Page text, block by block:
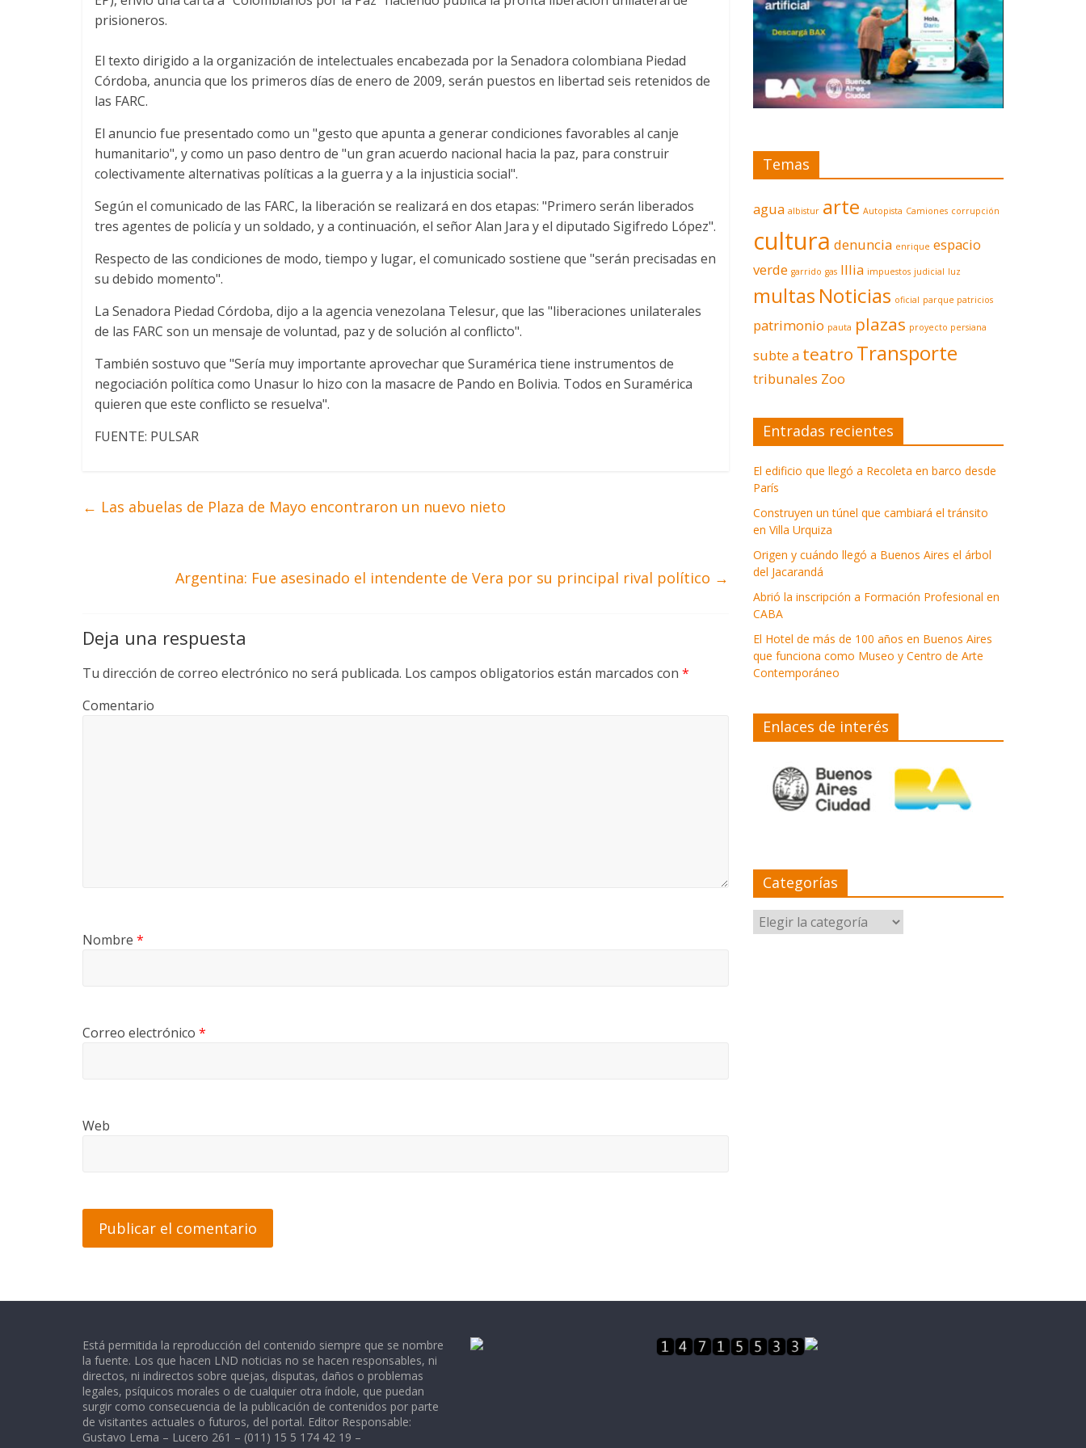
prisioneros.
El texto dirigido a la organización de intelectuales encabezada por la Senadora colombiana Piedad
Córdoba, anuncia que los primeros días de enero de 2009, serán puestos en libertad seis retenidos de
las FARC.
El anuncio fue presentado como un "gesto que apunta a generar condiciones favorables al canje
humanitario", y como un paso dentro de "un gran acuerdo nacional hacia la paz, para construir
colectivamente alternativas políticas a la guerra y a la injusticia social".
Según el comunicado de las FARC, la liberación se realizará en dos etapas: "Primero serán liberados
tres agentes de policía y un soldado, y a continuación, el señor Alan Jara y el diputado Sigifredo López".
Respecto de las condiciones de modo, tiempo y lugar, el comunicado sostiene que "serán precisadas en
su debido momento".
La Senadora Piedad Córdoba, dijo a la agencia venezolana Telesur, que las "liberaciones unilaterales
de las FARC son un mensaje de voluntad, paz y de solución al conflicto".
También sostuvo que "Sería muy importante aprovechar que Suramérica tiene instrumentos de
negociación política como Unasur lo hizo con la masacre de Pando en Bolivia. Todos en Suramérica
quieren que este conflicto se resuelva".
FUENTE: PULSAR
← Las abuelas de Plaza de Mayo encontraron un nuevo nieto
Argentina: Fue asesinado el intendente de Vera por su principal rival político →
Deja una respuesta
Tu dirección de correo electrónico no será publicada. Los campos obligatorios están marcados con *
Comentario
Nombre *
Correo electrónico *
Web
Temas
agua albistur arte Autopista Camiones corrupción
cultura denuncia enrique espacio
verde garrido gas Illia impuestos judicial luz
multas Noticias oficial parque patricios
patrimonio pauta plazas proyecto persiana
subte a teatro Transporte
tribunales Zoo
Entradas recientes
El edificio que llegó a Recoleta en barco desde
París
Construyen un túnel que cambiará el tránsito
en Villa Urquiza
Origen y cuándo llegó a Buenos Aires el árbol
del Jacarandá
Abrió la inscripción a Formación Profesional en
CABA
El Hotel de más de 100 años en Buenos Aires
que funciona como Museo y Centro de Arte
Contemporáneo
Enlaces de interés
Categorías
Categorías
Está permitida la reproducción del contenido siempre que se nombre
la fuente. Los que hacen LND noticias no se hacen responsables, ni
directos, ni indirectos sobre quejas, disputas, daños o problemas
legales, psíquicos morales o de cualquier otra índole, que puedan
surgir como consecuencia de la publicación de contenidos por parte
de visitantes actuales o futuros, del portal. Editor Responsable:
Gustavo Lema – Lucero 261 – (011) 15 5 174 42 19 –